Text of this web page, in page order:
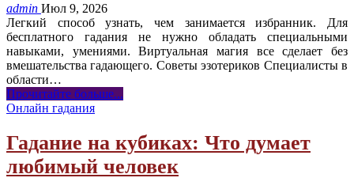
admin Июл 9, 2026
Легкий способ узнать, чем занимается избранник. Для
бесплатного гадания не нужно обладать специальными
навыками, умениями. Виртуальная магия все сделает без
вмешательства гадающего. Советы эзотериков Специалисты в
области…
Прочитайте больше...
Онлайн гадания
Гадание на кубиках: Что думает
любимый человек